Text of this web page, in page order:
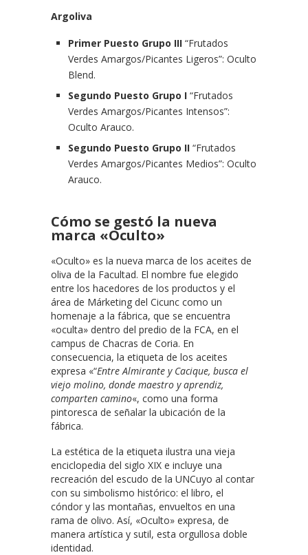
Argoliva
Primer Puesto Grupo III “Frutados
Verdes Amargos/Picantes Ligeros”: Oculto
Blend.
Segundo Puesto Grupo I “Frutados
Verdes Amargos/Picantes Intensos”:
Oculto Arauco.
Segundo Puesto Grupo II “Frutados
Verdes Amargos/Picantes Medios”: Oculto
Arauco.
Cómo se gestó la nueva
marca «Oculto»
«Oculto» es la nueva marca de los aceites de
oliva de la Facultad. El nombre fue elegido
entre los hacedores de los productos y el
área de Márketing del Cicunc como un
homenaje a la fábrica, que se encuentra
«oculta» dentro del predio de la FCA, en el
campus de Chacras de Coria. En
consecuencia, la etiqueta de los aceites
expresa «“Entre Almirante y Cacique, busca el
viejo molino, donde maestro y aprendiz,
comparten camino«, como una forma
pintoresca de señalar la ubicación de la
fábrica.
La estética de la etiqueta ilustra una vieja
enciclopedia del siglo XIX e incluye una
recreación del escudo de la UNCuyo al contar
con su simbolismo histórico: el libro, el
cóndor y las montañas, envueltos en una
rama de olivo. Así, «Oculto» expresa, de
manera artística y sutil, esta orgullosa doble
identidad.